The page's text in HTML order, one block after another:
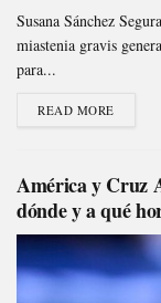
Susana Sánchez
miastenia gravis
para...
READ MORE
América y Cruz
dónde y a qué